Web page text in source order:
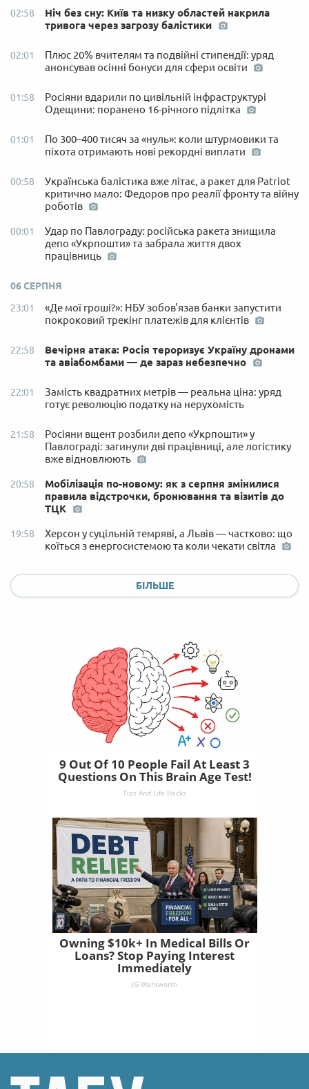
02:58
Ніч без сну: Київ та низку областей накрила
тривога через загрозу балістики
02:01
Плюс 20% вчителям та подвійні стипендії: уряд
анонсував осінні бонуси для сфери освіти
01:58
Росіяни вдарили по цивільній інфраструктурі
Одещини: поранено 16-річного підлітка
01:01
По 300–400 тисяч за «нуль»: коли штурмовики та
піхота отримають нові рекордні виплати
00:58
Українська балістика вже літає, а ракет для Patriot
критично мало: Федоров про реалії фронту та війну
роботів
00:01
Удар по Павлограду: російська ракета знищила
депо «Укрпошти» та забрала життя двох
працівниць
06 СЕРПНЯ
23:01
«Де мої гроші?»: НБУ зобов'язав банки запустити
покроковий трекінг платежів для клієнтів
22:58
Вечірня атака: Росія тероризує Україну дронами
та авіабомбами — де зараз небезпечно
22:01
Замість квадратних метрів — реальна ціна: уряд
готує революцію податку на нерухомість
21:58
Росіяни вщент розбили депо «Укрпошти» у
Павлограді: загинули дві працівниці, але логістику
вже відновлюють
20:58
Мобілізація по-новому: як з серпня змінилися
правила відстрочки, бронювання та візитів до
ТЦК
19:58
Херсон у суцільній темряві, а Львів — частково: що
коїться з енергосистемою та коли чекати світла
БІЛЬШЕ
9 Out Of 10 People Fail At Least 3
Questions On This Brain Age Test!
Tips And Life Hacks
Owning $10k+ In Medical Bills Or
Loans? Stop Paying Interest
Immediately
JG Wentworth